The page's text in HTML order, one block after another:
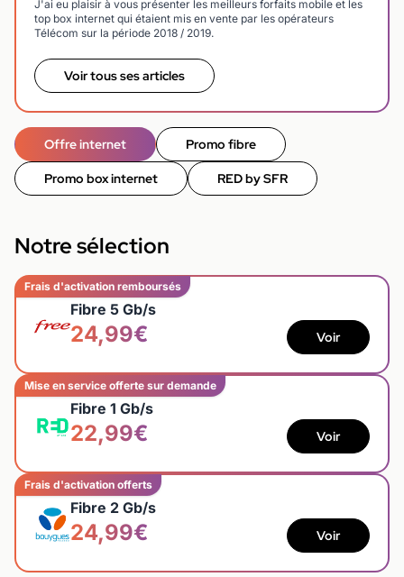
J'ai eu plaisir à vous présenter les meilleurs forfaits mobile et les
top box internet qui étaient mis en vente par les opérateurs
Télécom sur la période 2018 / 2019.
Voir tous ses articles
Offre internet Promo fibre
Promo box internet RED by SFR
Notre sélection
Frais d'activation remboursés
Fibre 5 Gb/s
24,99€ Voir
Mise en service offerte sur demande
Fibre 1 Gb/s
22,99€ Voir
Frais d'activation offerts
Fibre 2 Gb/s
24,99€ Voir